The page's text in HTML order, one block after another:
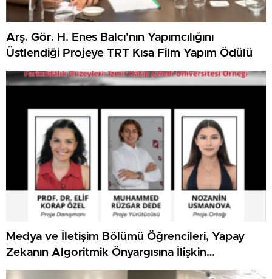
Arş. Gör. H. Enes Balcı’nın Yapımcılığını
Üstlendiği Projeye TRT Kısa Film Yapım Ödülü
Medya ve İletişim Bölümü Öğrencileri, Yapay
Zekanın Algoritmik Önyargısına İlişkin
Farkındalık Düzeylerini Araştıracak